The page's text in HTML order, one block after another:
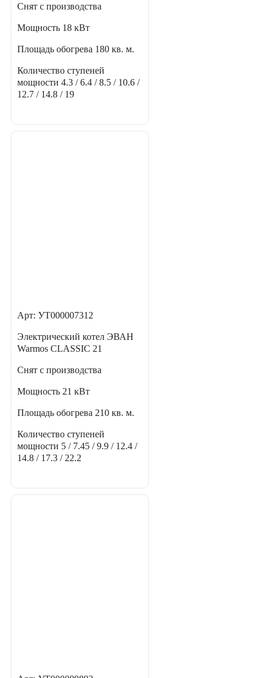
Снят с производства
Мощность 18 кВт
Площадь обогрева 180 кв. м.
Количество ступеней
мощности 4.3 / 6.4 / 8.5 / 10.6 /
12.7 / 14.8 / 19
Арт: УТ000007312
Электрический котел ЭВАН
Warmos CLASSIC 21
Снят с производства
Мощность 21 кВт
Площадь обогрева 210 кв. м.
Количество ступеней
мощности 5 / 7.45 / 9.9 / 12.4 /
14.8 / 17.3 / 22.2